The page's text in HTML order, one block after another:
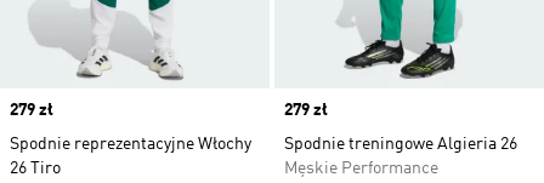
Price
279 zł
Spodnie reprezentacyjne Włochy
26 Tiro
Price
279 zł
Spodnie treningowe Algieria 26
Męskie Performance